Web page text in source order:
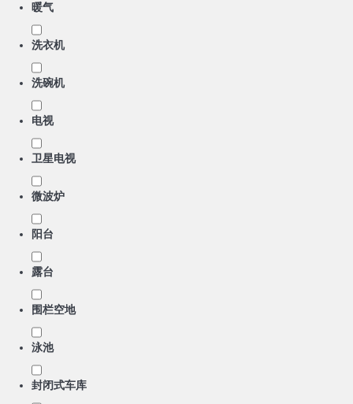
暖气
洗衣机
洗碗机
电视
卫星电视
微波炉
阳台
露台
围栏空地
泳池
封闭式车库